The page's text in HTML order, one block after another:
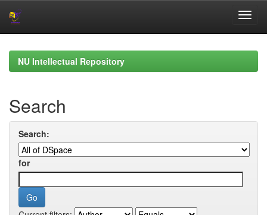
navigationNU Intellectual Repository
Search
Search:
for